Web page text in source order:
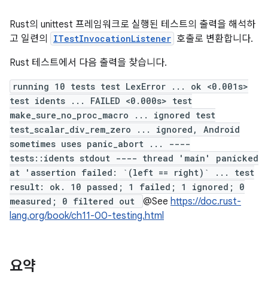
Rust의 unittest 프레임워크로 실행된 테스트의 출력을 해석하
고 일련의
ITestInvocationListener 호출로 변환합니다.
Rust 테스트에서 다음 출력을 찾습니다.
running 10 tests test LexError ... ok <0.001s>
test idents ... FAILED <0.000s> test
make_sure_no_proc_macro ... ignored test
test_scalar_div_rem_zero ... ignored, Android
sometimes uses panic_abort ... ----
tests::idents stdout ---- thread 'main' panicked
at 'assertion failed: `(left == right)` ... test
result: ok. 10 passed; 1 failed; 1 ignored; 0
measured; 0 filtered out
@See https://doc.rust-
lang.org/book/ch11-00-testing.html
요약